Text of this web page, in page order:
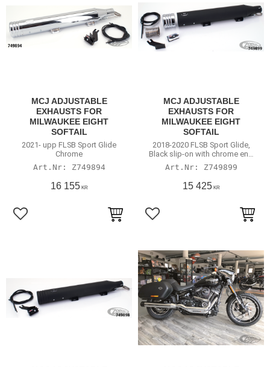
MCJ ADJUSTABLE
EXHAUSTS FOR
MILWAUKEE EIGHT
SOFTAIL
2021- upp FLSB Sport Glide
Chrome
Z749894
16 155KR
Lägg till i favoriter
MCJ ADJUSTABLE
EXHAUSTS FOR
MILWAUKEE EIGHT
SOFTAIL
2018-2020 FLSB Sport Glide,
Black slip-on with chrome end
cap
Z749899
15 425KR
Lägg till i favoriter